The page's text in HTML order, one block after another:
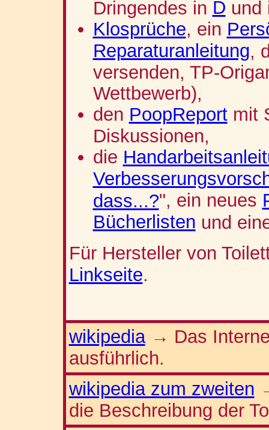
Dringendes in D
Klosprüche, ein
Reparaturanleitung,
versenden, TP-
Wettbewerb),
den PoopReportmit
Diskussionen,
die
dass...?", ein neues
Bücherlisten und
Für Hersteller von
Linkseite.
wikipedia → Das
ausführlich.
wikipedia zum zweiten
die Beschreibung der